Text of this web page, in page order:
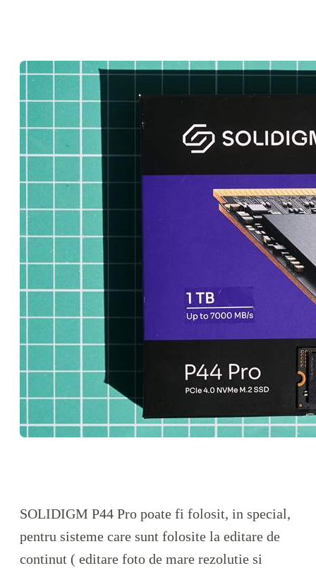
SOLIDIGM P44 Pro poate fi folosit, in special,
pentru sisteme care sunt folosite la editare de
continut ( editare foto de mare rezolutie si